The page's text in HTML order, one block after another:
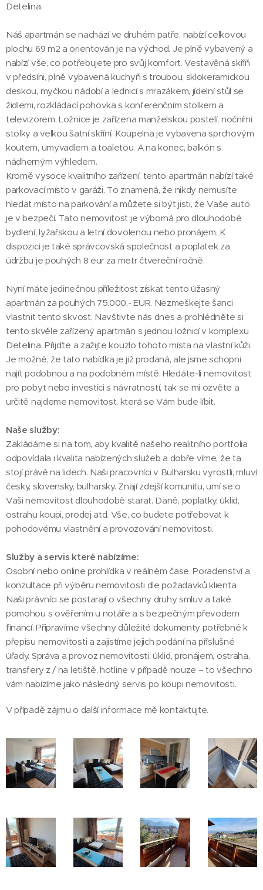
Detelina.
Náš apartmán se nachází ve druhém patře, nabízí celkovou
plochu 69 m2 a orientován je na východ. Je plně vybavený a
nabízí vše, co potřebujete pro svůj komfort. Vestavěná skříň
v předsíni, plně vybavená kuchyň s troubou, sklokeramickou
deskou, myčkou nádobí a lednicí s mrazákem, jídelní stůl se
židlemi, rozkládací pohovka s konferenčním stolkem a
televizorem. Ložnice je zařízena manželskou postelí, nočními
stolky a velkou šatní skříní. Koupelna je vybavena sprchovým
koutem, umyvadlem a toaletou. A na konec, balkón s
nádherným výhledem.
Kromě vysoce kvalitního zařízení, tento apartmán nabízí také
parkovací místo v garáži. To znamená, že nikdy nemusíte
hledat místo na parkování a můžete si být jisti, že Vaše auto
je v bezpečí. Tato nemovitost je výborná pro dlouhodobé
bydlení, lyžařskou a letní dovolenou nebo pronájem. K
dispozici je také správcovská společnost a poplatek za
údržbu je pouhých 8 eur za metr čtvereční ročně.
Nyní máte jedinečnou příležitost získat tento úžasný
apartmán za pouhých 75.000,- EUR. Nezmeškejte šanci
vlastnit tento skvost. Navštivte nás dnes a prohlédněte si
tento skvěle zařízený apartmán s jednou ložnicí v komplexu
Detelina. Přijďte a zažijte kouzlo tohoto místa na vlastní kůži.
Je možné, že tato nabídka je již prodaná, ale jsme schopni
najít podobnou a na podobném místě. Hledáte-li nemovitost
pro pobyt nebo investici s návratností, tak se mi ozvěte a
určitě najdeme nemovitost, která se Vám bude líbit.
Naše služby:
Zakládáme si na tom, aby kvalitě našeho realitního portfolia
odpovídala i kvalita nabízených služeb a dobře víme, že ta
stojí právě na lidech. Naši pracovníci v Bulharsku vyrostli, mluví
česky, slovensky, bulharsky. Znají zdejší komunitu, umí se o
Vaši nemovitost dlouhodobě starat. Daně, poplatky, úklid,
ostrahu koupi, prodej atd. Vše, co budete potřebovat k
pohodovému vlastnění a provozování nemovitosti.
Služby a servis které nabízíme:
Osobní nebo online prohlídka v reálném čase. Poradenství a
konzultace při výběru nemovitosti dle požadavků klienta
Naši právníci se postarají o všechny druhy smluv a také
pomohou s ověřením u notáře a s bezpečným převodem
financí. Připravíme všechny důležité dokumenty potřebné k
přepisu nemovitosti a zajistíme jejich podání na příslušné
úřady. Správa a provoz nemovitosti: úklid, pronájem, ostraha,
transfery z / na letiště, hotline v případě nouze – to všechno
vám nabízíme jako následný servis po koupi nemovitosti.
V případě zájmu o další informace mě kontaktujte.